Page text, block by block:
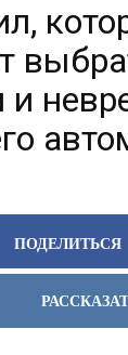
ПОДЕЛИТЬСЯ